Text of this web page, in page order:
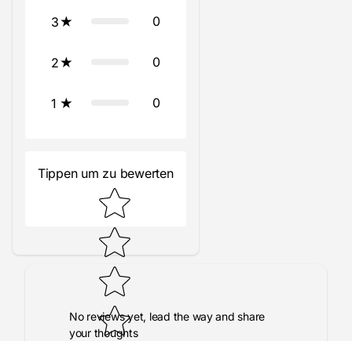
3 0
2 0
1 0
Tippen um zu bewerten
No reviews yet, lead the way and share
your thoughts